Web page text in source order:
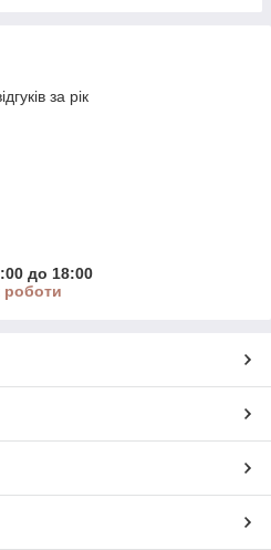
за рік
до 18:00
роботи